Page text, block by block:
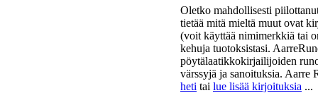
Oletko mahdollisesti
tietää mitä mieltä muut ovat
(voit käyttää nimimerkkiä tai
kehuja tuotoksistasi.
pöytälaatikkokirjailijoiden
värssyjä ja sanoituksia. Aarre
heti tai lue lisää kirjoituksia ...